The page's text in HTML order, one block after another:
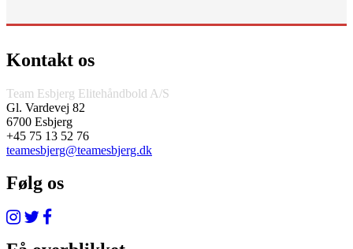
Kontakt os
Team Esbjerg Elitehåndbold A/S
Gl. Vardevej 82
6700 Esbjerg
+45 75 13 52 76
teamesbjerg@teamesbjerg.dk
Følg os